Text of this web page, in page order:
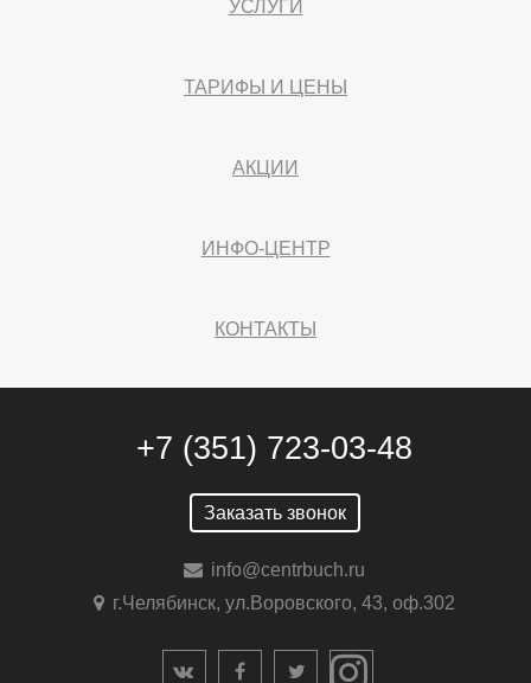
УСЛУГИ
ТАРИФЫ И ЦЕНЫ
АКЦИИ
ИНФО-ЦЕНТР
КОНТАКТЫ
+7 (351) 723-03-48
Заказать звонок
info@centrbuch.ru
г.Челябинск, ул.Воровского, 43, оф.302